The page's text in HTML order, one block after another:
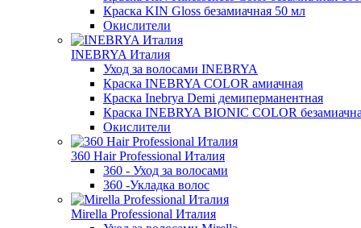
Краска KIN Gloss безамиачная 50 мл
Окислители
INEBRYA Италия
Уход за волосами INEBRYA
Краска INEBRYA COLOR амиачная
Краска Inebrya Demi демиперманентная
Краска INEBRYA BIONIC COLOR
Окислители
360 Hair Professional Италия
360 - Уход за волосами
360 -Укладка волос
Mirella Professional Италия